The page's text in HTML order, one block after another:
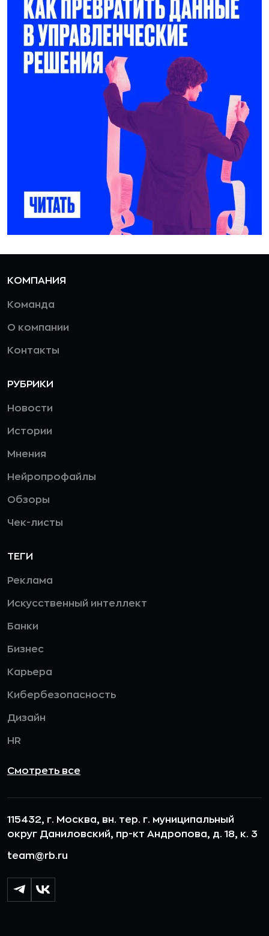
КОМПАНИЯ
Команда
О компании
Контакты
РУБРИКИ
Новости
Истории
Мнения
Нейропрофайлы
Обзоры
Чек-листы
ТЕГИ
Реклама
Искусственный интеллект
Банки
Бизнес
Карьера
Кибербезопасность
Дизайн
HR
Смотреть все
115432, г. Москва, вн. тер. г. муниципальный
округ Даниловский, пр-кт Андропова, д. 18, к. 3
team@rb.ru